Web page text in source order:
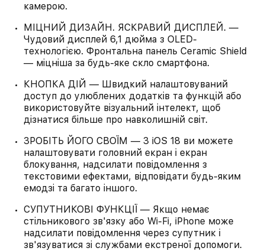
камерою.
МІЦНИЙ ДИЗАЙН. ЯСКРАВИЙ ДИСПЛЕЙ. —
Чудовий дисплей 6,1 дюйма з OLED-
технологією. Фронтальна панель Ceramic Shield
— міцніша за будь-яке скло смартфона.
КНОПКА ДІЙ — Швидкий налаштовуваний
доступ до улюблених додатків та функцій або
використовуйте візуальний інтелект, щоб
дізнатися більше про навколишній світ.
ЗРОБІТЬ ЙОГО СВОЇМ — З iOS 18 ви можете
налаштовувати головний екран і екран
блокування, надсилати повідомлення з
текстовими ефектами, відповідати будь-яким
емодзі та багато іншого.
СУПУТНИКОВІ ФУНКЦІЇ — Якщо немає
стільникового зв'язку або Wi‑Fi, iPhone може
надсилати повідомлення через супутник і
зв'язуватися зі службами екстреної допомоги.